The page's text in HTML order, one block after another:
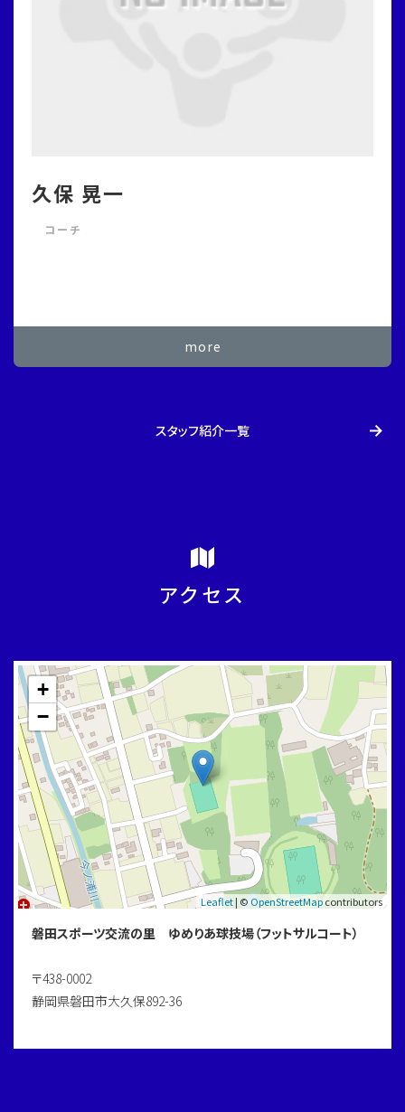
久保 晃一
コーチ
more
スタッフ紹介一覧
アクセス
+
−
Leaflet| © OpenStreetMapcontributors
磐田スポーツ交流の里 ゆめりあ球技場（フットサルコート）
〒438-0002
静岡県磐田市大久保892-36